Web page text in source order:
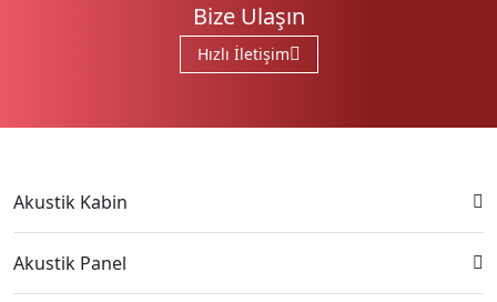
Bize Ulaşın
Hızlı İletişim
Akustik Kabin
Akustik Panel